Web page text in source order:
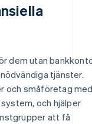
dem utan
tjänster.
och småföretag
och hjälper
att få